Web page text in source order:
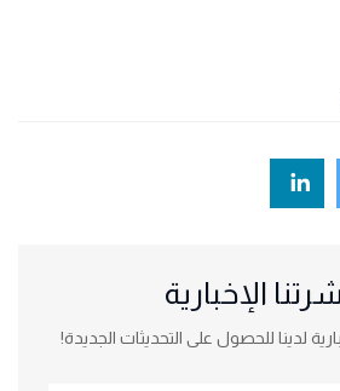
الإخبارية
لدينا للحصول على التحديثات الجديدة!